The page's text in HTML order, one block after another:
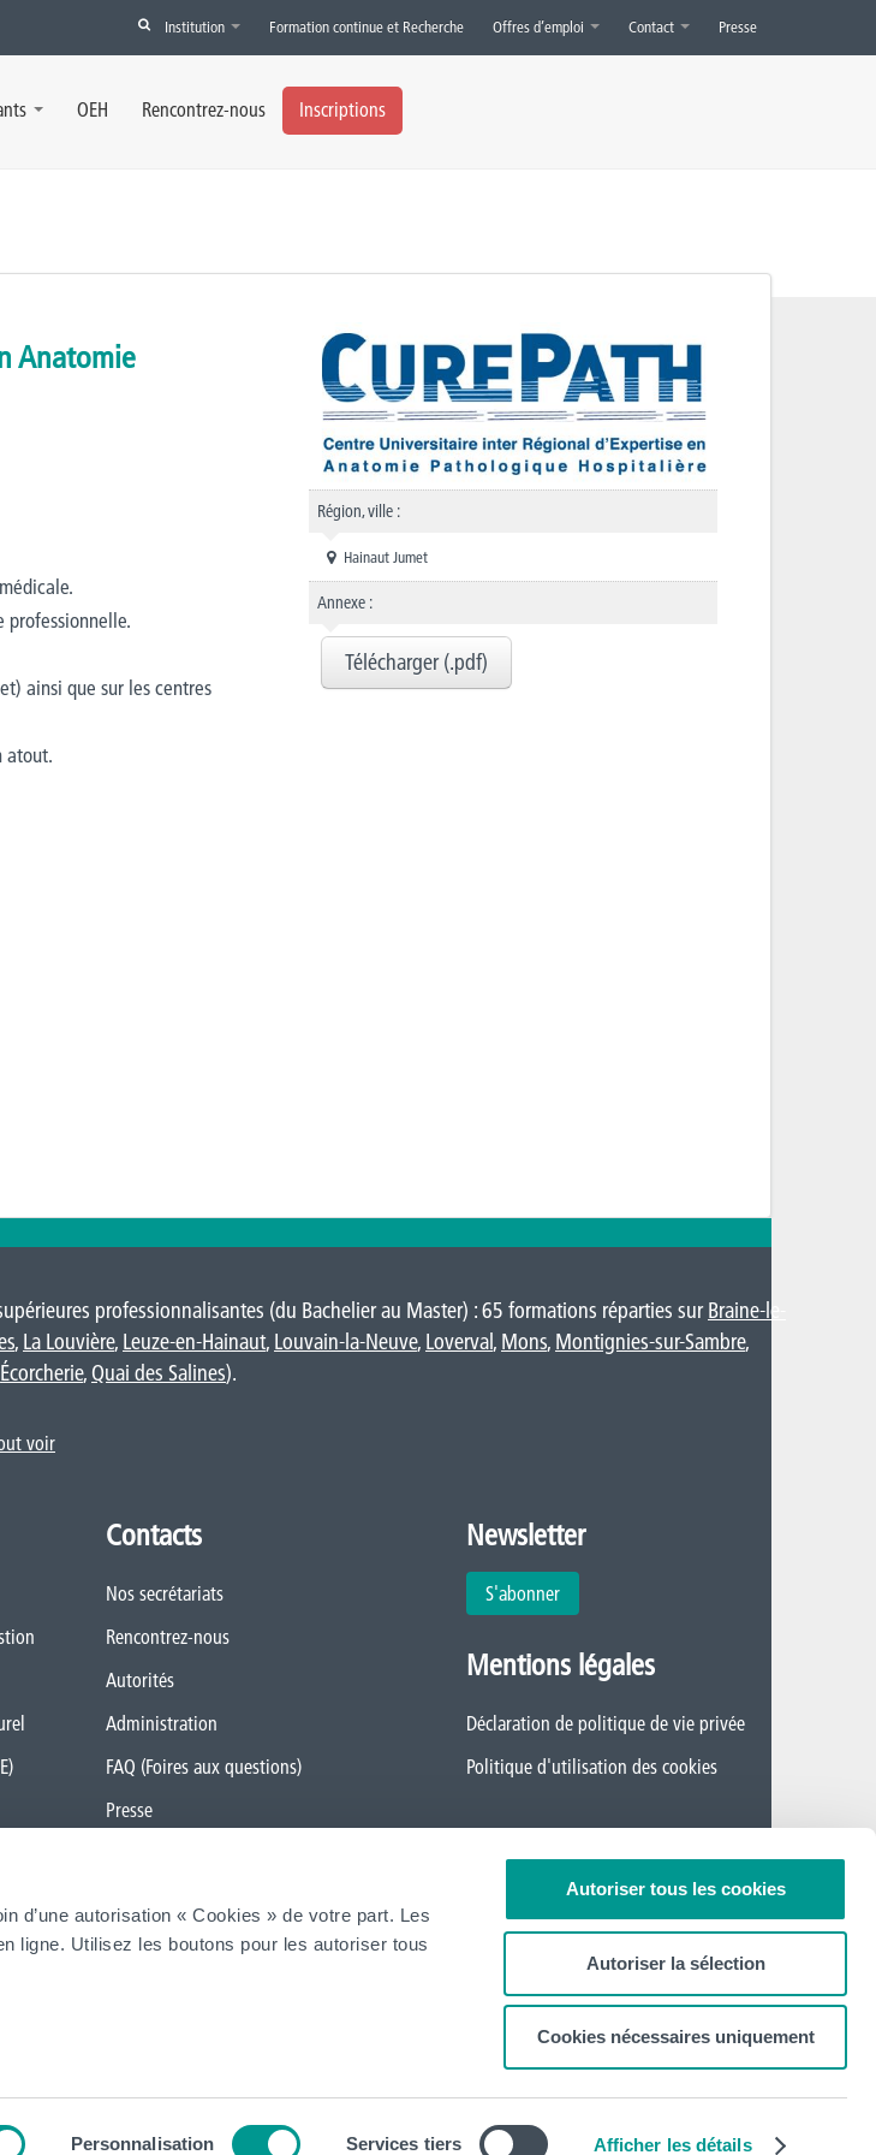
d’une autorisation « Cookies » de votre part. Les
ligne. Utilisez les boutons pour les autoriser tous
Personnalisation Services tiers Afficher les détails
Autoriser tous les cookies
Autoriser la sélection
Cookies nécessaires uniquement
Institution Formation continue et Recherche Offres d’emploi Contact Presse
OEH Rencontrez-nous Inscriptions
Anatomie
professionnelle.
ainsi que sur les centres
atout.
Région, ville :
Hainaut Jumet
Annexe :
Télécharger (.pdf)
professionnalisantes (du Bachelier au Master) : 65 formations réparties surBraine-le-
, La Louvière, Leuze-en-Hainaut, Louvain-la-Neuve, Loverval, Mons, Montignies-sur-Sambre,
Écorcherie, Quai des Salines).
voir
Contacts
Nos secrétariats
Rencontrez-nous
Autorités
Administration
FAQ (Foires aux questions)
Presse
Étudiant·e·s
Newsletter
S'abonner
Mentions légales
Déclaration de politique de vie privée
Politique d'utilisation des cookies